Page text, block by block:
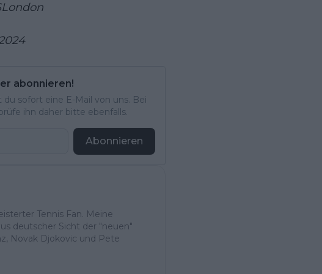
abonnieren!
sofort eine E-Mail von uns. Bei
ihn daher bitte ebenfalls.
Abonnieren
Tennis Fan. Meine
deutscher Sicht der "neuen"
Novak Djokovic und Pete